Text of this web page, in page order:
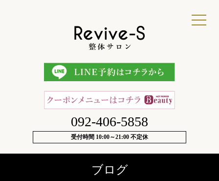
092-406-5858
受付時間 10:00～21:00 不定休
ブログ